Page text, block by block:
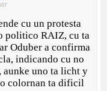
cu un protesta
politico RAIZ, cu ta
Oduber a confirma
indicando cu no
aunke uno ta licht y
colornan ta dificil